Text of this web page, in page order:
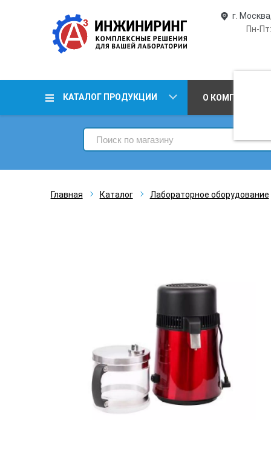
г.
Пн-
КАТАЛОГ ПРОДУКЦИИ О КОМПАНИИ
Главная Каталог Лабораторное оборудование